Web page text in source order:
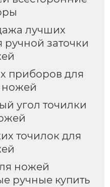
лучших
ручной заточки
приборов для
ножей
угол точилки
точилок для
ножей
ручные купить